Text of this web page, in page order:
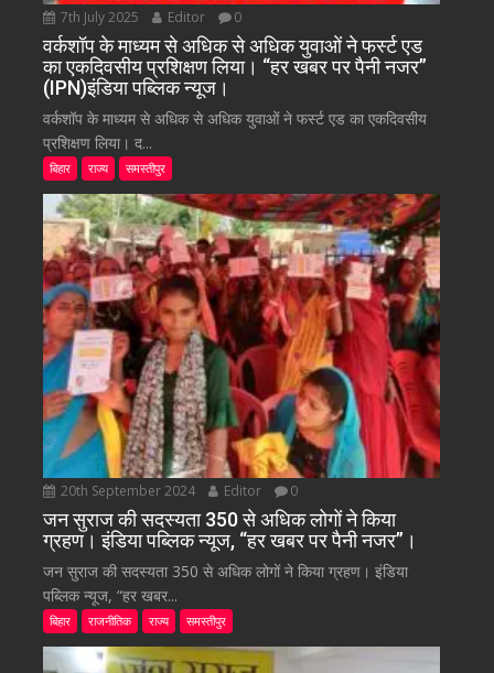
7th July 2025 Editor 0
वर्कशॉप के माध्यम से अधिक से अधिक युवाओं ने फर्स्ट एड
का एकदिवसीय प्रशिक्षण लिया। “हर खबर पर पैनी नजर”
(IPN)इंडिया पब्लिक न्यूज।
वर्कशॉप के माध्यम से अधिक से अधिक युवाओं ने फर्स्ट एड का एकदिवसीय
प्रशिक्षण लिया। द...
बिहार राज्य समस्तीपुर
20th September 2024 Editor 0
जन सुराज की सदस्यता 350 से अधिक लोगों ने किया
ग्रहण। इंडिया पब्लिक न्यूज, “हर खबर पर पैनी नजर”।
जन सुराज की सदस्यता 350 से अधिक लोगों ने किया ग्रहण। इंडिया
पब्लिक न्यूज, “हर खबर...
बिहार राजनीतिक राज्य समस्तीपुर